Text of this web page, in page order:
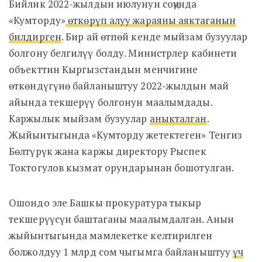
Бийлик 2022-жылдын июлунун соңунда
«Кумторду»өткөрүп алуу жараяны аяктаганын
билдирген. Бир ай өтпөй кенде мыйзам бузуулар
болгону белгилүү болду. Министрлер кабинети
объекттин Кыргызстандын менчигине
өткөндүгүнө байланыштуу 2022-жылдын май
айында текшерүү болгонун маалымдады.
Каржылык мыйзам бузуулар аныкталган.
Жыйынтыгында «Кумторду жетектеген» Тенгиз
Бөлтүрүк жана каржы директору Рыспек
Токтогулов кызмат орундарынан бошотулган.
Ошондо эле Башкы прокуратура тыкыр
текшерүүсүн баштаганы маалымдалган. Анын
жыйынтыгында мамлекетке келтирилген
болжолдуу 1 млрд сом чыгымга байланыштууүч